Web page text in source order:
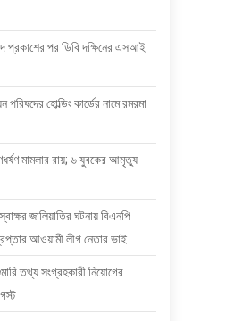
প্রকাশের পর ডিবি দক্ষিনের এসআই
পরিষদের হোল্ডিং কার্ডের নামে রমরমা
মামলার রায়; ৬ যুবকের আমৃত্যু
জালিয়াতির ঘটনায় বিএনপি
আওয়ামী লীগ নেতার ভাই
তথ্য সংগ্রহকারী নিয়োগের